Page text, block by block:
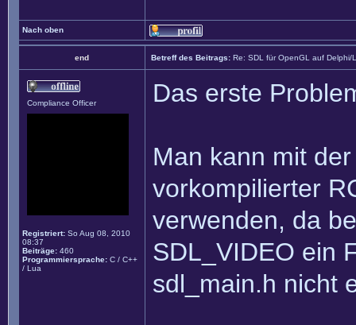
Nach oben
end Betreff des Beitrags: Re: SDL für OpenGL auf Delphi/
Compliance Officer
Registriert: So Aug 08, 2010
08:37
Beiträge: 460
Programmiersprache: C / C++
/ Lua
Das erste
Man kann mit
vorkompilierter
verwenden, da
SDL_VIDEO ein
sdl_main.h nicht